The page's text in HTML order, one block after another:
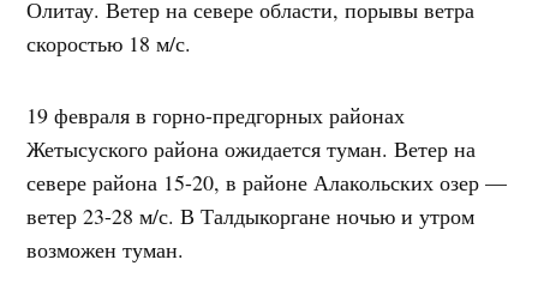
Олитау. Ветер на севере области, порывы ветра
скоростью 18 м/с.
19 февраля в горно-предгорных районах
Жетысуского района ожидается туман. Ветер на
севере района 15-20, в районе Алакольских озер —
ветер 23-28 м/с. В Талдыкоргане ночью и утром
возможен туман.